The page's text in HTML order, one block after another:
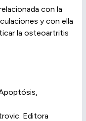
con la
y con ella
la osteoartritis
Editora